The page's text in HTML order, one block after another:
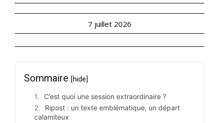
7 juillet 2026
Sommaire [hide]
C’est quoi une session extraordinaire ?
Ripost : un texte emblématique, un départ
calamiteux